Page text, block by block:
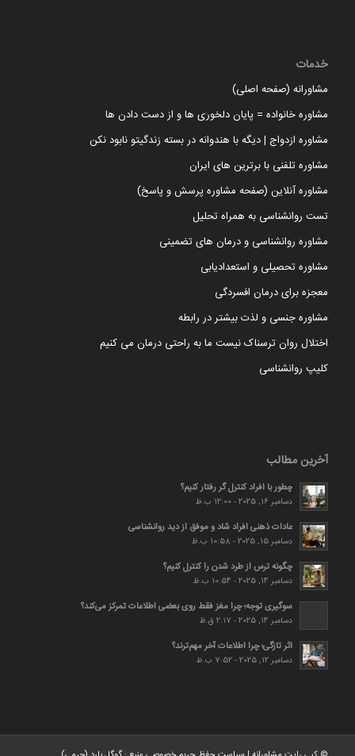
خدمات
مشاورانه (صفحه اصلی)
مشاوره خانواده = پایان دلخوری ها و از دست دادن ها
مشاوره ازدواج | دیگه با هندوانه در بسته زندگیتو نابود نکن
مشاوره تلفنی با برترین های ایران
مشاوره آنلاین (صفحه مشاوره پرسش و پاسخ)
تست روانشناسی به همراه تحلیل
مشاوره روانشناسی و درمان های تضمینی
مشاوره تحصیلی و استعدادیابی
معجزه برای درمان افسردگی
مشاوره جنسی و لذت بیشتر در رابطه
اختلال روان ترسناک نیست ما به راحتی درمان می کنیم
کلیپ روانشناسی
آخرین مطالب
چطور با افراد کنترل گر رفتار کنیم؟
دسامبر 16, 2025 - 12:00 ب.ظ
عادات ذهنی افراد شاد و موفق از دید روانشناسی
دسامبر 15, 2025 - 10:58 ب.ظ
چگونه ترس از طرد شدن را کنترل کنیم؟
دسامبر 14, 2025 - 10:54 ب.ظ
سوگیری توجه؛ چرا مغز فقط روی بعضی اطلاعات تمرکز می‌کند؟
دسامبر 14, 2025 - 2:17 ق.ظ
اثر تازگی؛ چرا اطلاعات آخر مهم‌ترند؟
دسامبر 12, 2025 - 7:52 ب.ظ